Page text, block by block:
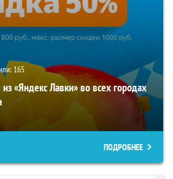
165
«Яндекс Лавки» во всех городах
ПОДРОБНЕЕ